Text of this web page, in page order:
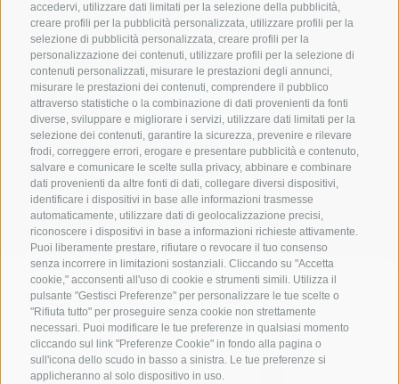
accedervi, utilizzare dati limitati per la selezione della pubblicità,
creare profili per la pubblicità personalizzata, utilizzare profili per la
selezione di pubblicità personalizzata, creare profili per la
personalizzazione dei contenuti, utilizzare profili per la selezione di
contenuti personalizzati, misurare le prestazioni degli annunci,
misurare le prestazioni dei contenuti, comprendere il pubblico
attraverso statistiche o la combinazione di dati provenienti da fonti
diverse, sviluppare e migliorare i servizi, utilizzare dati limitati per la
selezione dei contenuti, garantire la sicurezza, prevenire e rilevare
frodi, correggere errori, erogare e presentare pubblicità e contenuto,
salvare e comunicare le scelte sulla privacy, abbinare e combinare
dati provenienti da altre fonti di dati, collegare diversi dispositivi,
identificare i dispositivi in base alle informazioni trasmesse
automaticamente, utilizzare dati di geolocalizzazione precisi,
riconoscere i dispositivi in base a informazioni richieste attivamente.
Puoi liberamente prestare, rifiutare o revocare il tuo consenso
senza incorrere in limitazioni sostanziali. Cliccando su "Accetta
cookie," acconsenti all'uso di cookie e strumenti simili. Utilizza il
pulsante "Gestisci Preferenze" per personalizzare le tue scelte o
"Rifiuta tutto" per proseguire senza cookie non strettamente
necessari. Puoi modificare le tue preferenze in qualsiasi momento
cliccando sul link "Preferenze Cookie" in fondo alla pagina o
sull'icona dello scudo in basso a sinistra. Le tue preferenze si
applicheranno al solo dispositivo in uso.
SOLO ESERCIZI PRENOTABILI ONLINE
Cerca
Lista alloggi